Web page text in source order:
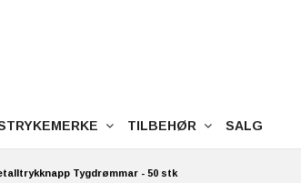
Tygdrømmar - 50 stk
TILBEHØR SALG